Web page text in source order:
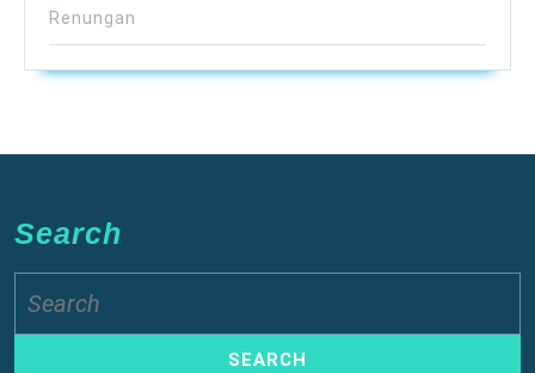
Renungan
Search
for: